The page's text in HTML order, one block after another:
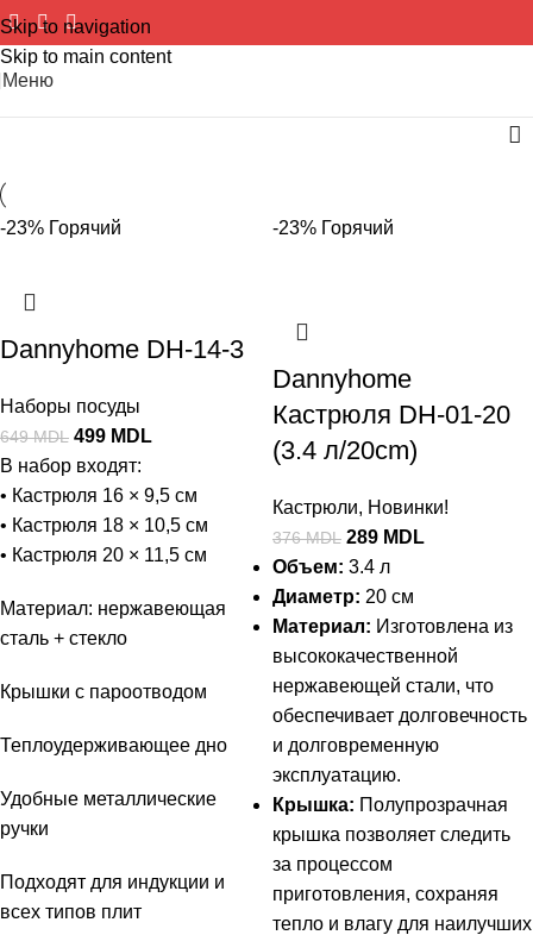
Skip to navigation
Skip to main content
Меню
-23% Горячий
Dannyhome DH-14-3
Наборы посуды
649MDL 499 MDL
В набор входят:
• Кастрюля 16 × 9,5 см
• Кастрюля 18 × 10,5 см
• Кастрюля 20 × 11,5 см
Материал: нержавеющая
сталь + стекло
Крышки с пароотводом
Теплоудерживающее дно
Удобные металлические
ручки
Подходят для индукции и
всех типов плит
-23% Горячий
Dannyhome
Кастрюля DH-01-20
(3.4 л/20cm)
Кастрюли, Новинки!
376MDL 289 MDL
Объем: 3.4 л
Диаметр: 20 см
Материал: Изготовлена из
высококачественной
нержавеющей стали, что
обеспечивает долговечность
и долговременную
эксплуатацию.
Крышка: Полупрозрачная
крышка позволяет следить
за процессом
приготовления, сохраняя
тепло и влагу для наилучших